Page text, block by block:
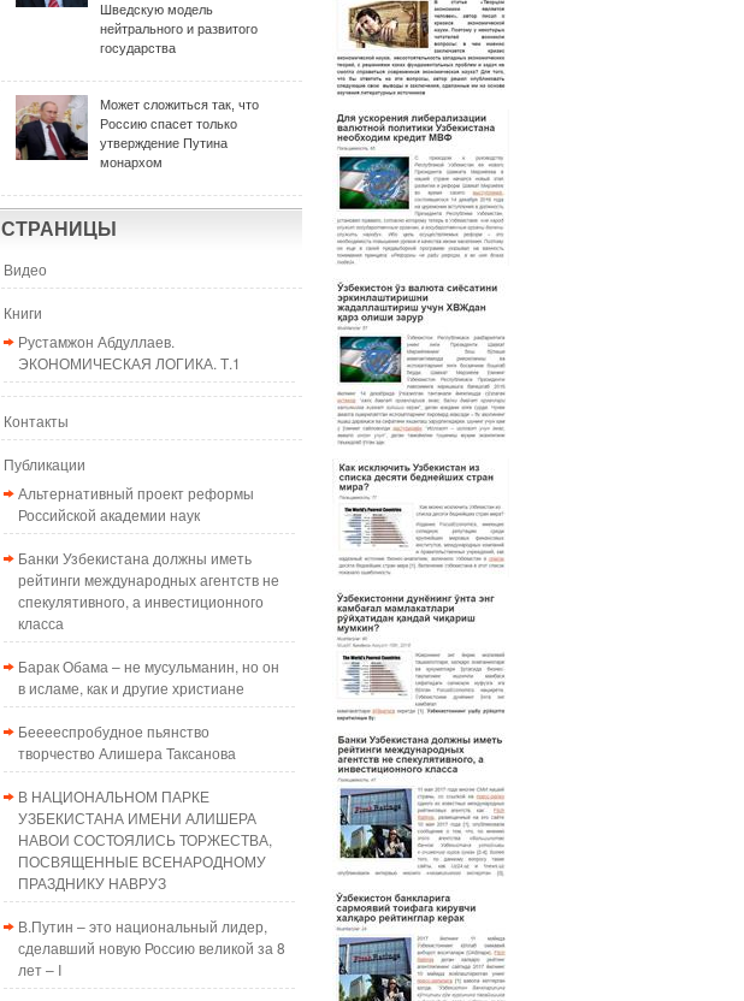
Шведскую модель
нейтрального и развитого
государства
Может сложиться так, что
Россию спасет только
утверждение Путина
монархом
СТРАНИЦЫ
Видео
Книги
Рустамжон Абдуллаев.
ЭКОНОМИЧЕСКАЯ ЛОГИКА. Т.1
Контакты
Публикации
Альтернативный проект реформы
Российской академии наук
Банки Узбекистана должны иметь
рейтинги международных агентств не
спекулятивного, а инвестиционного
класса
Барак Обама – не мусульманин, но он
в исламе, как и другие христиане
Бееееспробудное пьянство
творчество Алишера Таксанова
В НАЦИОНАЛЬНОМ ПАРКЕ
УЗБЕКИСТАНА ИМЕНИ АЛИШЕРА
НАВОИ СОСТОЯЛИСЬ ТОРЖЕСТВА,
ПОСВЯЩЕННЫЕ ВСЕНАРОДНОМУ
ПРАЗДНИКУ НАВРУЗ
В.Путин – это национальный лидер,
сделавший новую Россию великой за 8
лет – I